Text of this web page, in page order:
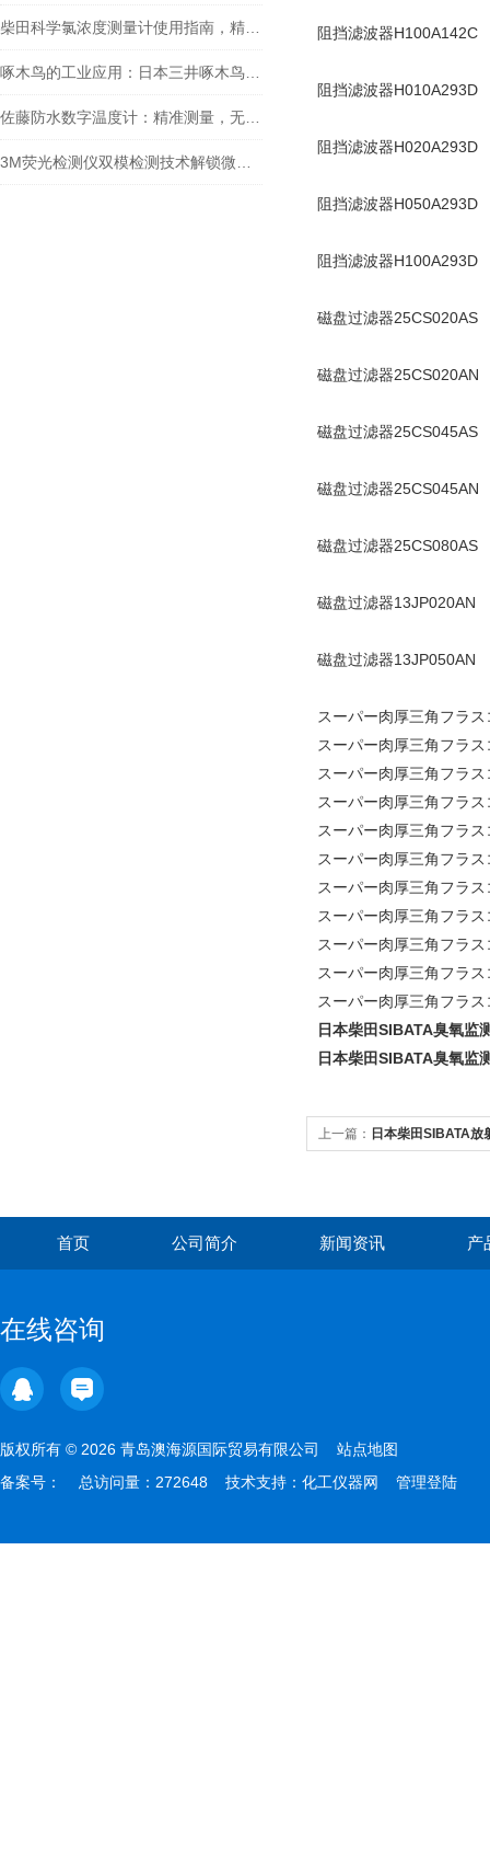
阻挡滤波器H100A142C
阻挡滤波器H010A293D
阻挡滤波器H020A293D
阻挡滤波器H050A293D
阻挡滤波器H100A293D
磁盘过滤器25CS020AS
磁盘过滤器25CS020AN
磁盘过滤器25CS045AS
磁盘过滤器25CS045AN
磁盘过滤器25CS080AS
磁盘过滤器13JP020AN
磁盘过滤器13JP050AN
スーパー肉厚三角フラ
スーパー肉厚三角フラ
スーパー肉厚三角フラ
スーパー肉厚三角フラ
スーパー肉厚三角フラ
スーパー肉厚三角フラ
スーパー肉厚三角フラ
スーパー肉厚三角フラ
スーパー肉厚三角フラ
スーパー肉厚三角フラ
スーパー肉厚三角フラ
日本柴田SIBATA臭氧监
日本柴田SIBATA臭氧监
上一篇： 日本柴田SIBATA
首页 公司简介 新闻资讯 产
在线咨询
版权所有 © 2026 青岛澳海源国际贸易有限公司 站点地图
备案号：
总访问量：272648 技术支持： 化工仪器网 管理登陆